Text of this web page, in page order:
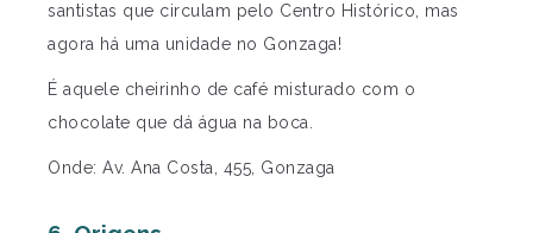
santistas que circulam pelo Centro Histórico, mas
agora há uma unidade no Gonzaga!
É aquele cheirinho de café misturado com o
chocolate que dá água na boca.
Onde: Av. Ana Costa, 455, Gonzaga